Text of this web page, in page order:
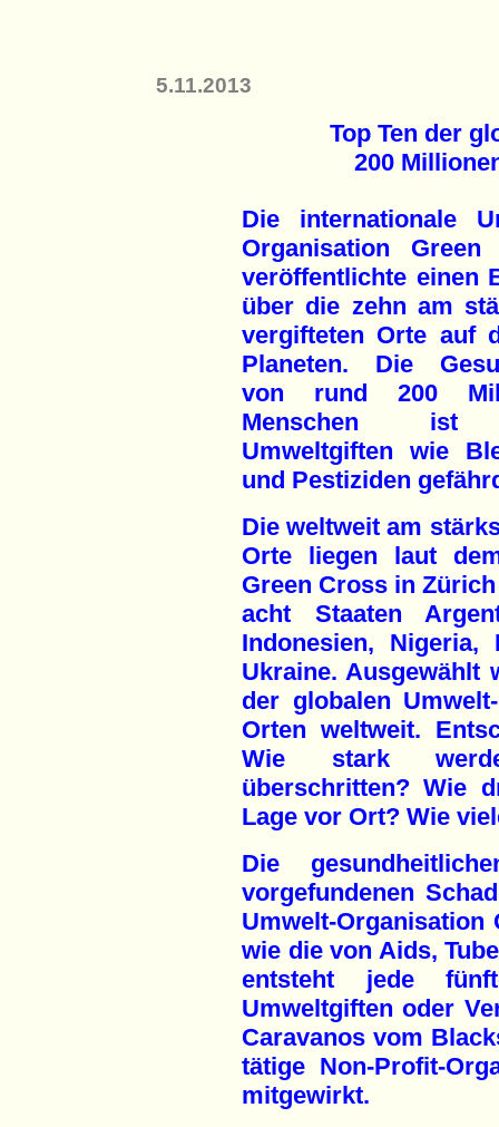
5.11.2013
Top Ten der
200
Die internationale
Organisation Green
veröffentlichte einen
über die zehn am
vergifteten Orte auf
Planeten. Die
von rund 200
Menschen ist
Umweltgiften wie
und Pestiziden
Die weltweit am
Orte liegen laut
Green Cross in
acht Staaten
Indonesien,
Ukraine. Ausgewählt
der globalen
Orten weltweit.
Wie stark
überschritten? Wie
Lage vor Ort? Wie
Die
vorgefundenen
Umwelt-
wie die von Aids,
entsteht jede
Umweltgiften oder
Caravanos vom
tätige Non-Profit-
mitgewirkt.